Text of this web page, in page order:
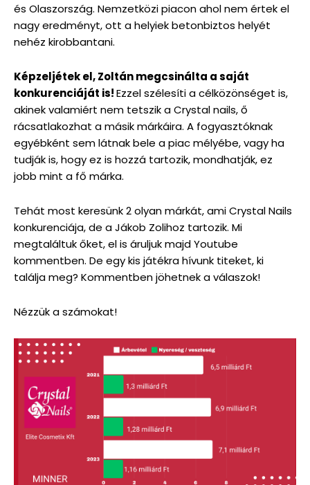
és Olaszország. Nemzetközi piacon ahol nem értek el
nagy eredményt, ott a helyiek betonbiztos helyét
nehéz kirobbantani.
Képzeljétek el, Zoltán megcsinálta a saját
konkurenciáját is!Ezzel szélesíti a célközönséget is,
akinek valamiért nem tetszik a Crystal nails, ő
rácsatlakozhat a másik márkáira. A fogyasztóknak
egyébként sem látnak bele a piac mélyébe, vagy ha
tudják is, hogy ez is hozzá tartozik, mondhatják, ez
jobb mint a fő márka.
Tehát most keresünk 2 olyan márkát, ami Crystal Nails
konkurenciája, de a Jákob Zolihoz tartozik. Mi
megtaláltuk őket, el is áruljuk majd Youtube
kommentben. De egy kis játékra hívunk titeket, ki
találja meg? Kommentben jöhetnek a válaszok!
Nézzük a számokat!